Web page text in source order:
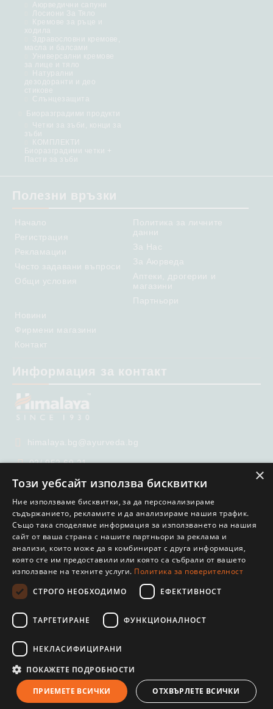
Аюрведични сапуни
Лосиони За Тяло
Кремове за ръце и
ходила
Здравословни кремове,
масла и балсами
Универсални кремове
за лице и тяло
Натурални
дезодоранти и део
стикове
Слънцезащита
Биоразградими продукти
Четки за зъби, конци за
зъби
КОМПЛЕКТИ
Биоразградими четки +
Пасти за зъби
Полезни връзки
Начало
Регистрация
Рекламации
Често задавани въпроси
Общи условия
Политика за личните
данни
За Нас
За Аюрведа
Аптеки, дрогерии и
магазини
Партньори
Новини
Фирмени магазини
Контакт
Информация за контакт
himalaya.bg@ayurveda.bg
02/ 952 69 21
02/ 951 65 99
GDPR
Нашият онлайн магазин е 100% съобразен с GDPR.
Моите лични данни
© COPYRIGHT 2022. ОНЛАЙН МАГАЗИН ОТ SELITON
×
Този уебсайт използва бисквитки
Ние използваме бисквитки, за да персонализираме
съдържанието, рекламите и да анализираме нашия трафик.
Също така споделяме информация за използването на нашия
сайт от ваша страна с нашите партньори за реклама и
анализи, които може да я комбинират с друга информация,
която сте им предоставили или която са събрали от вашето
използване на техните услуги. Политика за поверителност
СТРОГО НЕОБХОДИМО
ЕФЕКТИВНОСТ
ТАРГЕТИРАНЕ ФУНКЦИОНАЛНОСТ
НЕКЛАСИФИЦИРАНИ
ПОКАЖЕТЕ ПОДРОБНОСТИ
ПРИЕМЕТЕ ВСИЧКИ ОТХВЪРЛЕТЕ ВСИЧКИ